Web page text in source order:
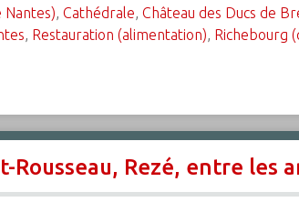
, Cathédrale, Château des Ducs de
, Restauration (alimentation), Richebourg
Rezé, entre les